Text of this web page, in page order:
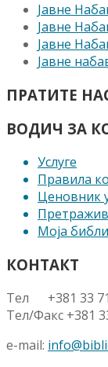
Јавне
Јавне
Јавне
Јавне
ПРАТИТЕ
ВОДИЧ ЗА
Услуге
Правила
Ценовник
Моја
КОНТАКТ
Тел +381 33
Тел/Факс +381
e-mail: